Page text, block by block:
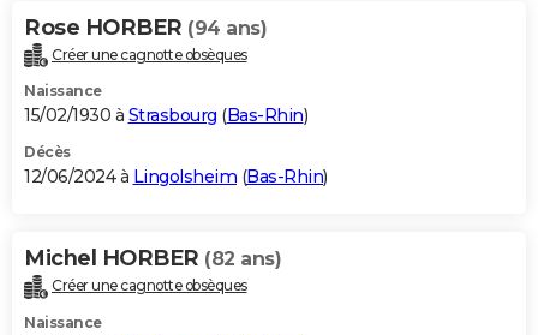
Rose HORBER (94 ans)
Créer une cagnotte obsèques
Naissance
15/02/1930 à Strasbourg (Bas-Rhin)
Décès
12/06/2024 à Lingolsheim (Bas-Rhin)
Michel HORBER (82 ans)
Créer une cagnotte obsèques
Naissance